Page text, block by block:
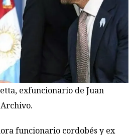
exfuncionario de Juan
funcionario cordobés y ex